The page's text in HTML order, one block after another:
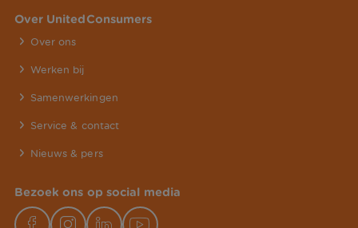
Over UnitedConsumers
Over ons
Werken bij
Samenwerkingen
Service & contact
Nieuws & pers
Bezoek ons op social media